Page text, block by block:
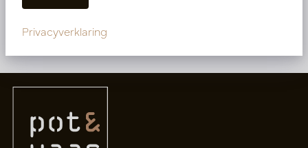
Meer van Vazen
Privacyverklaring